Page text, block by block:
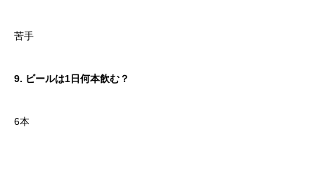
苦手
9. ビールは1日何本飲む？
6本